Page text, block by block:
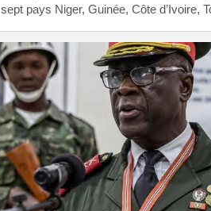
sept pays Niger, Guinée, Côte d’Ivoire,